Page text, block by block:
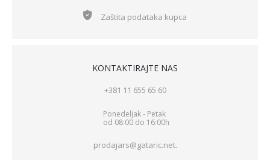
Zaštita podataka kupca
KONTAKTIRAJTE NAS
+381 11 655 65 60
Ponedeljak - Petak
od 08:00 do 16:00h
prodajars@gataric.net.